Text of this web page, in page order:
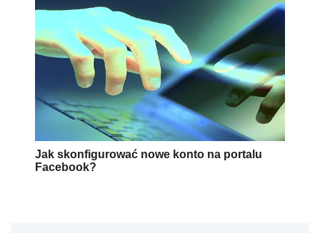
Jak skonfigurować nowe konto na portalu
Facebook?